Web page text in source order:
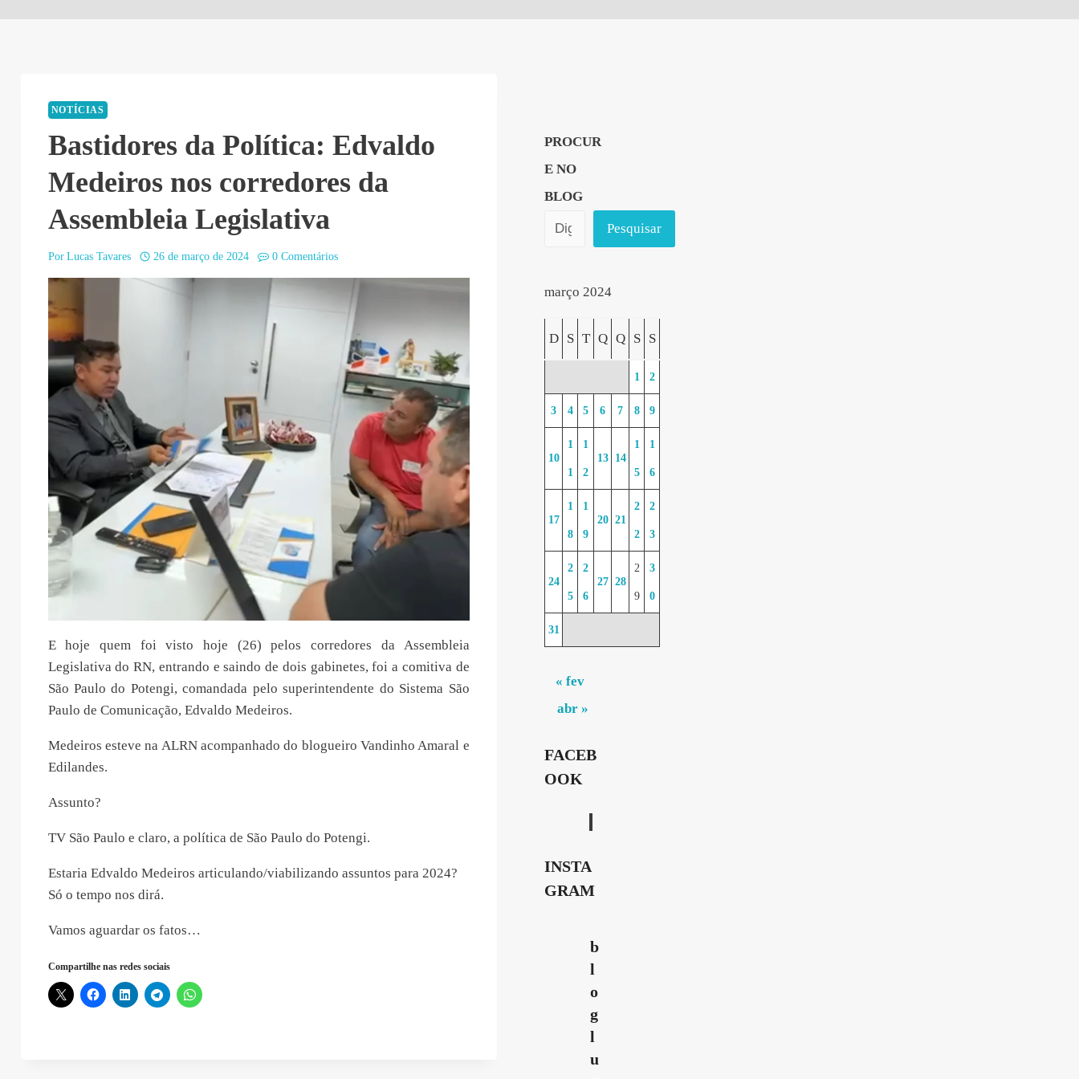
NOTÍCIAS
Bastidores da Política: Edvaldo
Medeiros nos corredores da
Assembleia Legislativa
Por Lucas Tavares 26 de março de 2024 0 Comentários
E hoje quem foi visto hoje (26) pelos corredores da Assembleia
Legislativa do RN, entrando e saindo de dois gabinetes, foi a comitiva de
São Paulo do Potengi, comandada pelo superintendente do Sistema São
Paulo de Comunicação, Edvaldo Medeiros.
Medeiros esteve na ALRN acompanhado do blogueiro Vandinho Amaral e
Edilandes.
Assunto?
TV São Paulo e claro, a política de São Paulo do Potengi.
Estaria Edvaldo Medeiros articulando/viabilizando assuntos para 2024?
Só o tempo nos dirá.
Vamos aguardar os fatos…
Compartilhe nas redes sociais
PROCUR
E NO
BLOG
Pesquisar
março 2024
D S T Q Q S S
1 2
3 4 5 6 7 8 9
10
1
1
1
2
13 14
1
5
1
6
17
1
8
1
9
20 21
2
2
2
3
24
2
5
2
6
27 28
2
9
3
0
31
« fev
abr »
FACEB
OOK
INSTA
GRAM
b
l
o
g
l
u